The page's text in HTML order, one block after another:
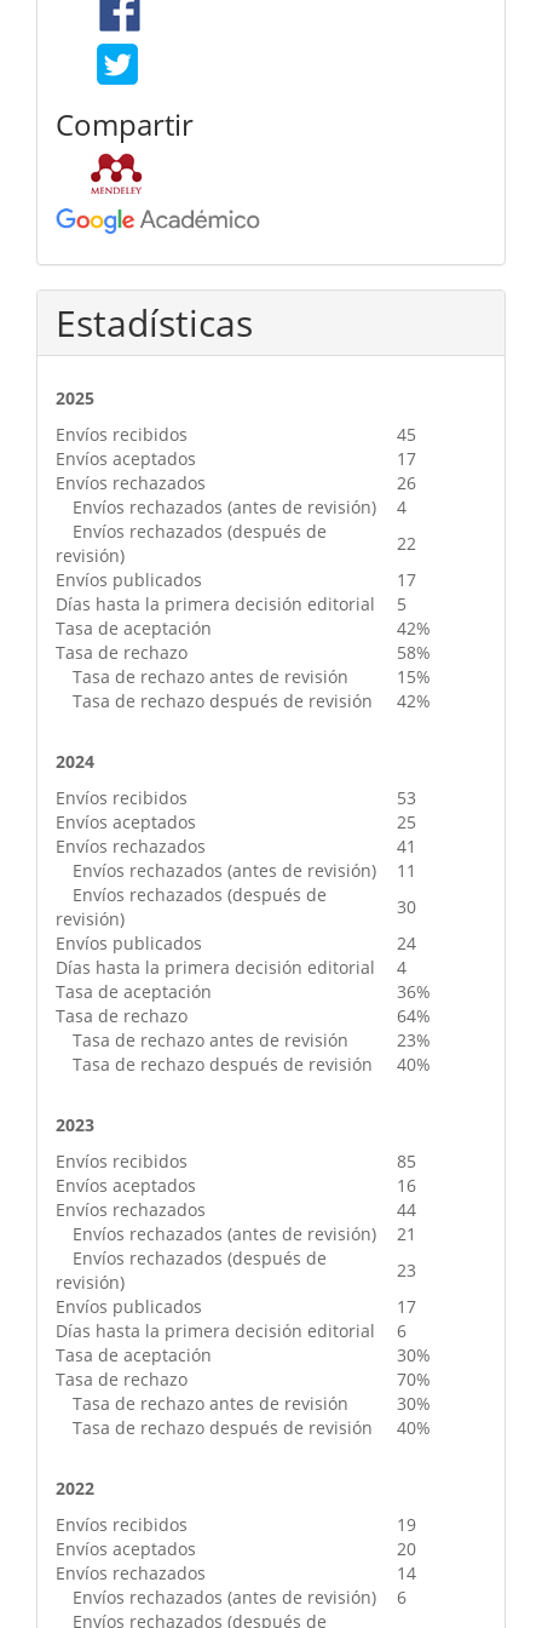
Compartir
Estadísticas
2025
Envíos recibidos
45
Envíos aceptados
17
Envíos rechazados
26
Envíos rechazados (antes de revisión)
4
Envíos rechazados (después de
revisión)
22
Envíos publicados
17
Días hasta la primera decisión editorial
5
Tasa de aceptación
42%
Tasa de rechazo
58%
Tasa de rechazo antes de revisión
15%
Tasa de rechazo después de revisión
42%
2024
Envíos recibidos
53
Envíos aceptados
25
Envíos rechazados
41
Envíos rechazados (antes de revisión)
11
Envíos rechazados (después de
revisión)
30
Envíos publicados
24
Días hasta la primera decisión editorial
4
Tasa de aceptación
36%
Tasa de rechazo
64%
Tasa de rechazo antes de revisión
23%
Tasa de rechazo después de revisión
40%
2023
Envíos recibidos
85
Envíos aceptados
16
Envíos rechazados
44
Envíos rechazados (antes de revisión)
21
Envíos rechazados (después de
revisión)
23
Envíos publicados
17
Días hasta la primera decisión editorial
6
Tasa de aceptación
30%
Tasa de rechazo
70%
Tasa de rechazo antes de revisión
30%
Tasa de rechazo después de revisión
40%
2022
Envíos recibidos
19
Envíos aceptados
20
Envíos rechazados
14
Envíos rechazados (antes de revisión)
6
Envíos rechazados (después de